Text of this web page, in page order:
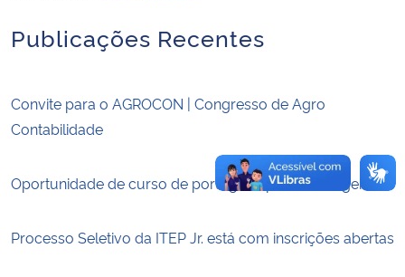
Publicações Recentes
Convite para o AGROCON | Congresso de Agro
Contabilidade
Oportunidade de curso de português para estrangeiros
Processo Seletivo da ITEP Jr. está com inscrições abertas